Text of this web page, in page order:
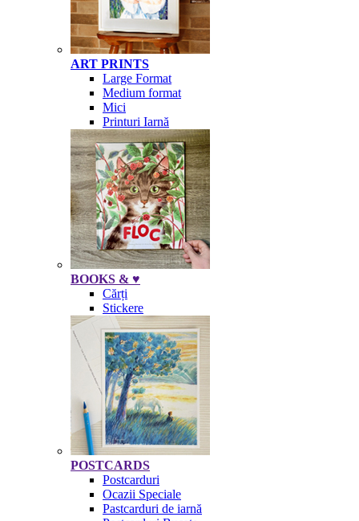
ART PRINTS
Large Format
Medium format
Mici
Printuri Iarnă
BOOKS & ♥
Cărți
Stickere
POSTCARDS
Postcarduri
Ocazii Speciale
Pastcarduri de iarnă